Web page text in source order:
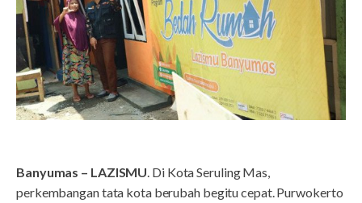
Banyumas – LAZISMU. Di Kota Seruling Mas,
perkembangan tata kota berubah begitu cepat. Purwokerto